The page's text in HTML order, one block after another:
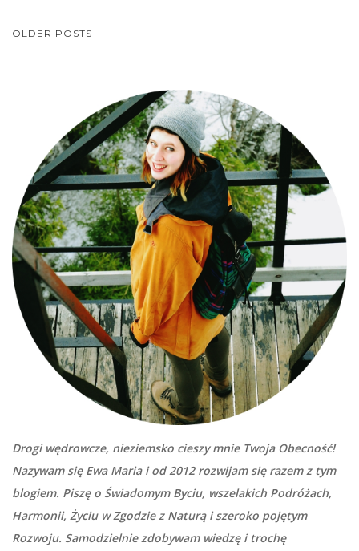
NAWIGACJA
OLDER POSTS
Drogi wędrowcze, nieziemsko cieszy mnie Twoja Obecność!
Nazywam się Ewa Maria i od 2012 rozwijam się razem z tym
blogiem. Piszę o Świadomym Byciu, wszelakich Podróżach,
Harmonii, Życiu w Zgodzie z Naturą i szeroko pojętym
Rozwoju. Samodzielnie zdobywam wiedzę i trochę